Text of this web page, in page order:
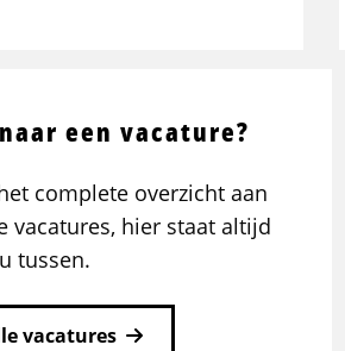
een vacature?
complete overzicht aan
vacatures, hier staat altijd
tussen.
vacatures